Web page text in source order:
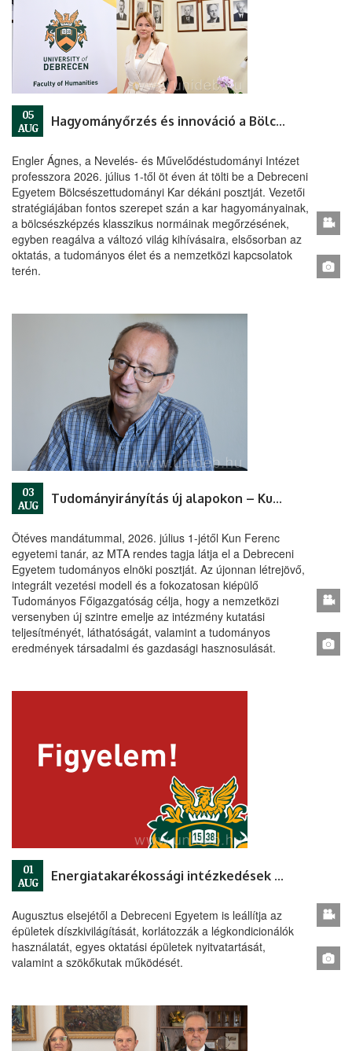
05
AUG
Hagyományőrzés és innováció a Bölcsészettudományi Karon
Engler Ágnes, a Nevelés- és Művelődéstudományi Intézet
professzora 2026. július 1-től öt éven át tölti be a Debreceni
Egyetem Bölcsészettudományi Kar dékáni posztját. Vezetői
stratégiájában fontos szerepet szán a kar hagyományainak,
a bölcsészképzés klasszikus normáinak megőrzésének,
egyben reagálva a változó világ kihívásaira, elsősorban az
oktatás, a tudományos élet és a nemzetközi kapcsolatok
terén.
03
AUG
Tudományirányítás új alapokon – Kun Ferenc a DE tudományos elnöke
Ötéves mandátummal, 2026. július 1-jétől Kun Ferenc
egyetemi tanár, az MTA rendes tagja látja el a Debreceni
Egyetem tudományos elnöki posztját. Az újonnan létrejövő,
integrált vezetési modell és a fokozatosan kiépülő
Tudományos Főigazgatóság célja, hogy a nemzetközi
versenyben új szintre emelje az intézmény kutatási
teljesítményét, láthatóságát, valamint a tudományos
eredmények társadalmi és gazdasági hasznosulását.
01
AUG
Energiatakarékossági intézkedések az egyetemen
Augusztus elsejétől a Debreceni Egyetem is leállítja az
épületek díszkivilágítását, korlátozzák a légkondicionálók
használatát, egyes oktatási épületek nyitvatartását,
valamint a szökőkutak működését.